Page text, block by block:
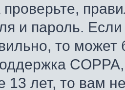
и пароль.
то может
13 лет, то вам